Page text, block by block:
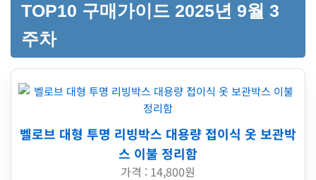
TOP10 구매가이드 2025년 9월 3
주차
벨로브 대형 투명 리빙박스 대용량 접이식 옷 보관박
스 이불 정리함
가격 : 14,800원